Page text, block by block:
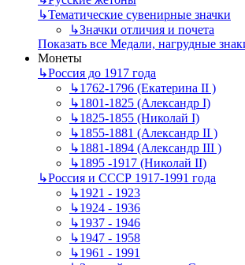
↳Тематические сувенирные значки
↳Значки отличия и почета
Показать все Медали, нагрудные
Монеты
↳Россия до 1917 года
↳1762-1796 (Екатерина II )
↳1801-1825 (Александр I)
↳1825-1855 (Николай I)
↳1855-1881 (Александр II )
↳1881-1894 (Александр III )
↳1895 -1917 (Николай II)
↳Россия и СССР 1917-1991 года
↳1921 - 1923
↳1924 - 1936
↳1937 - 1946
↳1947 - 1958
↳1961 - 1991